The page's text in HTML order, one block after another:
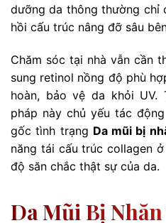
dưỡng da thông thường chỉ
hồi cấu trúc nâng đỡ sâu
Chăm sóc tại nhà vẫn cần
sung retinol nồng độ phù
hoàn, bảo vệ da khỏi UV.
pháp này chủ yếu tác
gốc tình trạng Da mũi bị
năng tái cấu trúc collagen
độ săn chắc thật sự của da.
Da Mũi Bị